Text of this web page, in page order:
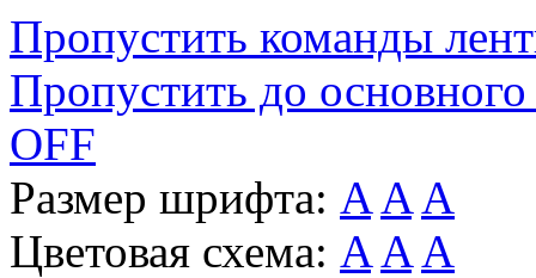
Пропустить команды
Пропустить до основного
OFF
Размер шрифта: A A A
Цветовая схема: A A A